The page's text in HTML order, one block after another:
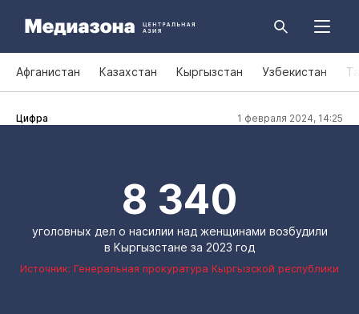
Афганистан Казахстан Кыргызстан Узбекистан
Цифра 1 февраля 2024, 14:25
8 340
уголовных дел о насилии над женщинами возбудили
в Кыргызстане за 2023 год
Источник: Генеральная прокуратура Кыргызской республики